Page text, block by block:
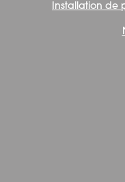
Installation de